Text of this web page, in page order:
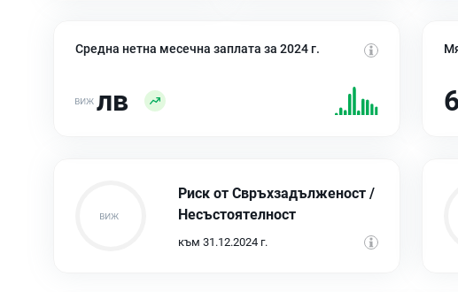
Средна нетна месечна заплата за 2024 г.
лв
Риск от Свръхзадълженост /
Несъстоятелност
към 31.12.2024 г.